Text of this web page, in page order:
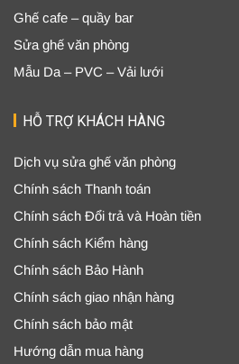
Ghế cafe – quầy bar
Sửa ghế văn phòng
Mẫu Da – PVC – Vải lưới
HỖ TRỢ KHÁCH HÀNG
Dịch vụ sửa ghế văn phòng
Chính sách Thanh toán
Chính sách Đổi trả và Hoàn tiền
Chính sách Kiểm hàng
Chính sách Bảo Hành
Chính sách giao nhận hàng
Chính sách bảo mật
Hướng dẫn mua hàng